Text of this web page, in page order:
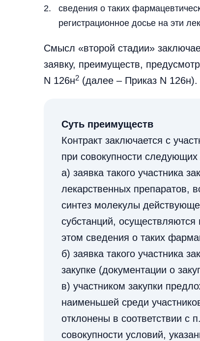
сведения о таких
регистрационное досье на эти
Смысл «второй стадии»
заявку, преимуществ,
N 126н2 (далее – Приказ N 126н).
Суть преимуществ
Контракт заключается с
при совокупности следующих
а) заявка такого участника
лекарственных препаратов,
синтез молекулы
субстанций,
этом сведения о таких
б) заявка такого участника
закупке (документации о
в) участником закупки
наименьшей среди
отклонены в соответствии с
совокупности условий,